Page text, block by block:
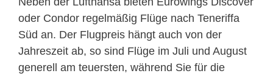
oder Condor regelmäßig Flüge nach Teneriffa
Süd an. Der Flugpreis hängt auch von der
Jahreszeit ab, so sind Flüge im Juli und August
generell am teuersten, während Sie für die